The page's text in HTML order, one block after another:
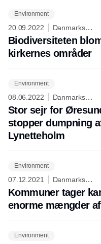
Environment
20.09.2022
Danmarks
Naturfredningsforening
Biodiversiteten
kirkernes områder
Environment
08.06.2022
Danmarks
Naturfredningsforening
Stor sejr for
stopper dumpning
Lynetteholm
Environment
07.12.2021
Danmarks
Naturfredningsforening
Kommuner tager
enorme mængder
Environment